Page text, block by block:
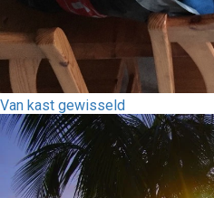
Van kast gewisseld